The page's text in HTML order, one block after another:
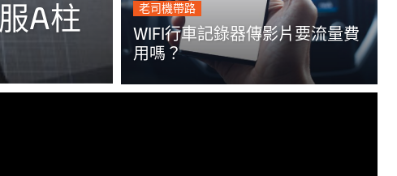
A柱
老司機帶路
WIFI行車記錄器傳影片要流量費
用嗎？